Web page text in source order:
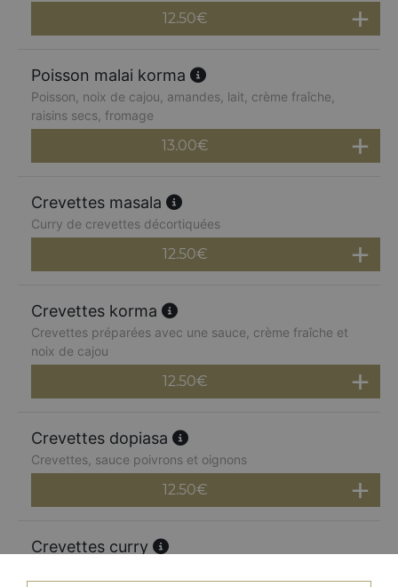
12.50€
Poisson malai korma
Poisson, noix de cajou, amandes, lait, crème fraîche,
raisins secs, fromage
13.00€
Crevettes masala
Curry de crevettes décortiquées
12.50€
Crevettes korma
Crevettes préparées avec une sauce, crème fraîche et
noix de cajou
12.50€
Crevettes dopiasa
Crevettes, sauce poivrons et oignons
12.50€
Crevettes curry